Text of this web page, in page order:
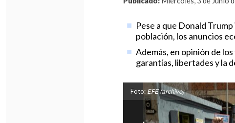
Pese a que Donald
población, los anuncios
Además, en opinión de
garantías, libertades y la
Foto: EFE (archivo)